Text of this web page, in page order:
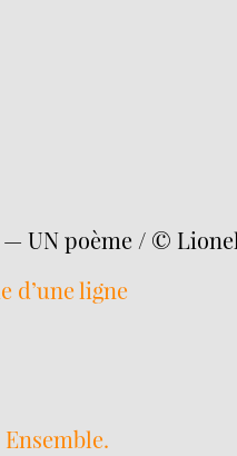
UN poème / ©
d’une ligne